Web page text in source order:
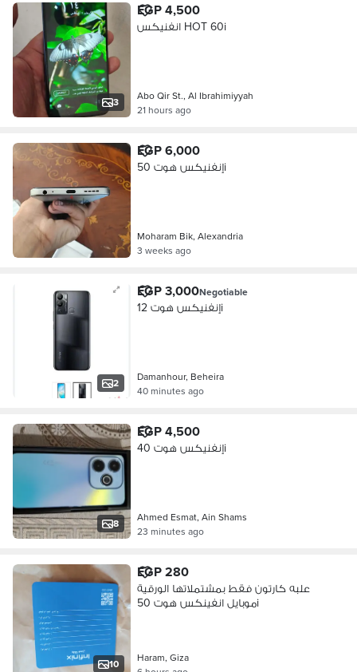
3
EGP 4,500
انفنيكس HOT 60i
Abo Qir St., Al Ibrahimiyyah
21 hours ago
EGP 6,000
إنفنيكس هوت 50i
Moharam Bik, Alexandria
3 weeks ago
2
EGP 3,000Negotiable
إنفنيكس هوت 12i
Damanhour, Beheira
40 minutes ago
8
EGP 4,500
إنفنيكس هوت 40i
Ahmed Esmat, Ain Shams
23 minutes ago
10
EGP 280
علبه كارتون فقط بمشتملاتها الورقية
موبايل انفينكس هوت 50i
Haram, Giza